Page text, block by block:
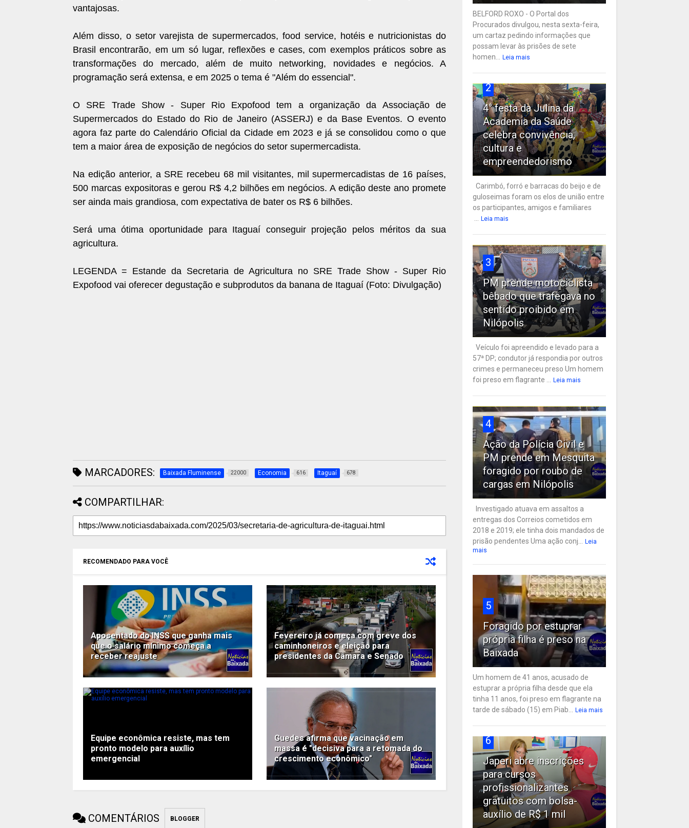
vantajosas.
Além disso, o setor varejista de supermercados, food service, hotéis e nutricionistas do
Brasil encontrarão, em um só lugar, reflexões e cases, com exemplos práticos sobre as
transformações do mercado, além de muito networking, novidades e negócios. A
programação será extensa, e em 2025 o tema é "Além do essencial".
O SRE Trade Show - Super Rio Expofood tem a organização da Associação de
Supermercados do Estado do Rio de Janeiro (ASSERJ) e da Base Eventos. O evento
agora faz parte do Calendário Oficial da Cidade em 2023 e já se consolidou como o que
tem a maior área de exposição de negócios do setor supermercadista.
Na edição anterior, a SRE recebeu 68 mil visitantes, mil supermercadistas de 16 países,
500 marcas expositoras e gerou R$ 4,2 bilhões em negócios. A edição deste ano promete
ser ainda mais grandiosa, com expectativa de bater os R$ 6 bilhões.
Será uma ótima oportunidade para Itaguaí conseguir projeção pelos méritos da sua
agricultura.
LEGENDA = Estande da Secretaria de Agricultura no SRE Trade Show - Super Rio
Expofood vai oferecer degustação e subprodutos da banana de Itaguaí (Foto: Divulgação)
MARCADORES: Baixada Fluminense 22000 Economia 616 Itaguaí 678
COMPARTILHAR:
RECOMENDADO PARA VOCÊ
Aposentado do INSS que ganha mais
que o salário mínimo começa a
receber reajuste
Fevereiro já começa com greve dos
caminhoneiros e eleição para
presidentes da Câmara e Senado
Equipe econômica resiste, mas tem
pronto modelo para auxílio
emergencial
Guedes afirma que vacinação em
massa é "decisiva para a retomada do
crescimento econômico"
COMENTÁRIOS BLOGGER
BELFORD ROXO - O Portal dos
Procurados divulgou, nesta sexta-feira,
um cartaz pedindo informações que
possam levar às prisões de sete
homen... Leia mais
2
4° festa da Julina da
Academia da Saúde
celebra convivência,
cultura e
empreendedorismo
Carimbó, forró e barracas do beijo e de
guloseimas foram os elos de união entre
os participantes, amigos e familiares
... Leia mais
3
PM prende motociclista
bêbado que trafegava no
sentido proibido em
Nilópolis
Veículo foi apreendido e levado para a
57ª DP; condutor já respondia por outros
crimes e permaneceu preso Um homem
foi preso em flagrante ... Leia mais
4
Ação da Polícia Civil e
PM prende em Mesquita
foragido por roubo de
cargas em Nilópolis
Investigado atuava em assaltos a
entregas dos Correios cometidos em
2018 e 2019; ele tinha dois mandados de
prisão pendentes Uma ação conj... Leia
mais
5
Foragido por estuprar
própria filha é preso na
Baixada
Um homem de 41 anos, acusado de
estuprar a própria filha desde que ela
tinha 11 anos, foi preso em flagrante na
tarde de sábado (15) em Piab... Leia mais
6
Japeri abre inscrições
para cursos
profissionalizantes
gratuitos com bolsa-
auxílio de R$ 1 mil